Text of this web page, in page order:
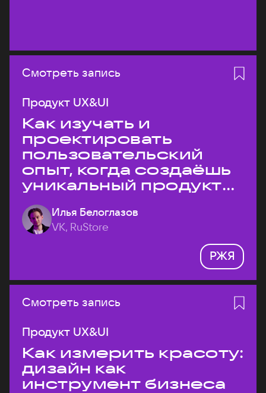
Смотреть запись
Продукт UX&UI
Как изучать и
проектировать
пользовательский
опыт, когда создаёшь
уникальный продукт
на рынке?
Илья Белоглазов
VK, RuStore
РЖЯ
Смотреть запись
Продукт UX&UI
Как измерить красоту:
дизайн как
инструмент бизнеса